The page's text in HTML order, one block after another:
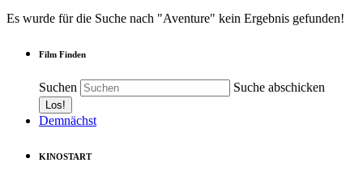
Es wurde für die Suche nach "Aventure" kein Ergebnis gefunden!
Film Finden
Suchen Suche abschicken
Demnächst
KINOSTART